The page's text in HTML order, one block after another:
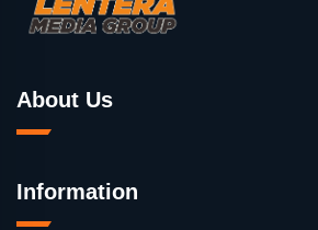
About Us
Information